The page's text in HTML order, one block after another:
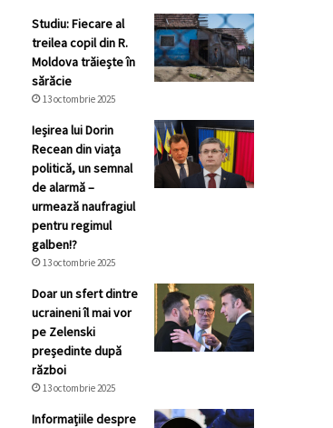
Studiu: Fiecare al
treilea copil din R.
Moldova trăiește în
sărăcie
13 octombrie 2025
Ieșirea lui Dorin
Recean din viața
politică, un semnal
de alarmă –
urmează naufragiul
pentru regimul
galben!?
13 octombrie 2025
Doar un sfert dintre
ucraineni îl mai vor
pe Zelenski
președinte după
război
13 octombrie 2025
Informațiile despre